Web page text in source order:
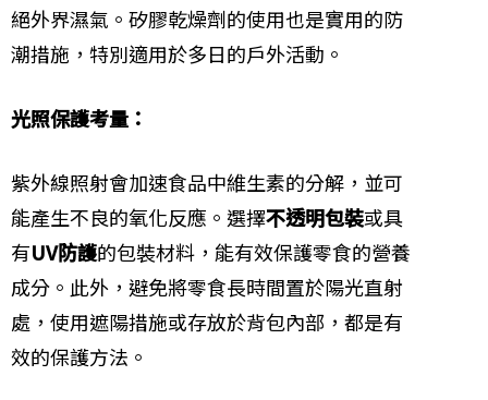
絕外界濕氣。矽膠乾燥劑的使用也是實用的防
潮措施，特別適用於多日的戶外活動。
光照保護考量：
紫外線照射會加速食品中維生素的分解，並可
能產生不良的氧化反應。選擇不透明包裝或具
有UV防護的包裝材料，能有效保護零食的營養
成分。此外，避免將零食長時間置於陽光直射
處，使用遮陽措施或存放於背包內部，都是有
效的保護方法。